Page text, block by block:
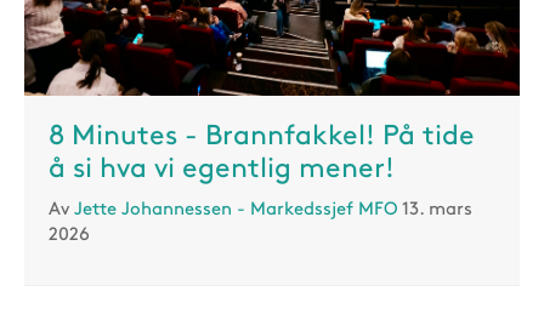
8 Minutes - Brannfakkel! På tide
å si hva vi egentlig mener!
Av Jette Johannessen - Markedssjef MFO 13. mars
2026